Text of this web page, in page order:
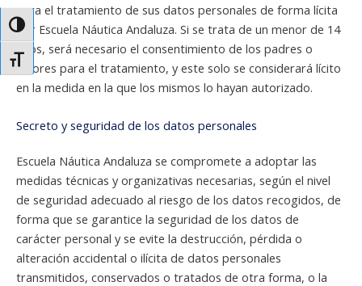
Alternar alto contraste
Alternar tamaño de letra
para el tratamiento de sus datos personales de forma lícita
por Escuela Náutica Andaluza. Si se trata de un menor de 14
años, será necesario el consentimiento de los padres o
tutores para el tratamiento, y este solo se considerará lícito
en la medida en la que los mismos lo hayan autorizado.
Secreto y seguridad de los datos personales
Escuela Náutica Andaluza se compromete a adoptar las
medidas técnicas y organizativas necesarias, según el nivel
de seguridad adecuado al riesgo de los datos recogidos, de
forma que se garantice la seguridad de los datos de
carácter personal y se evite la destrucción, pérdida o
alteración accidental o ilícita de datos personales
transmitidos, conservados o tratados de otra forma, o la